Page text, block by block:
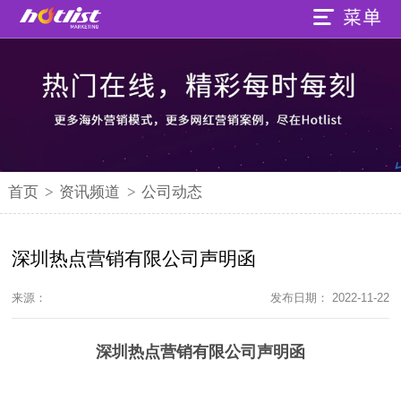
首页 > 资讯频道 > 公司动态
深圳热点营销有限公司声明函
来源： 发布日期： 2022-11-22
深圳热点营销有限公司声明函